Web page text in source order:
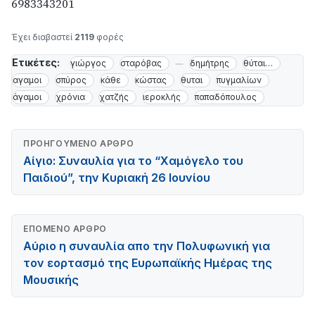
6983343201
Έχει διαβαστεί 2119 φορές
Ετικέτες: γιώργος σταρόβας δημήτρης
θύται…
αγαμοι
σπύρος κάθε κώστας θυται
πυγμαλίων
άγαμοι
χρόνια χατζής ιεροκλής παπαδόπουλος
ΠΡΟΗΓΟΎΜΕΝΟ ΆΡΘΡΟ
Αίγιο: Συναυλία για το “Χαμόγελο του
Παιδιού”, την Κυριακή 26 Ιουνίου
ΕΠΌΜΕΝΟ ΆΡΘΡΟ
Αύριο η συναυλία απο την Πολυφωνική για
τον εορτασμό της Ευρωπαϊκής Ημέρας της
Μουσικής